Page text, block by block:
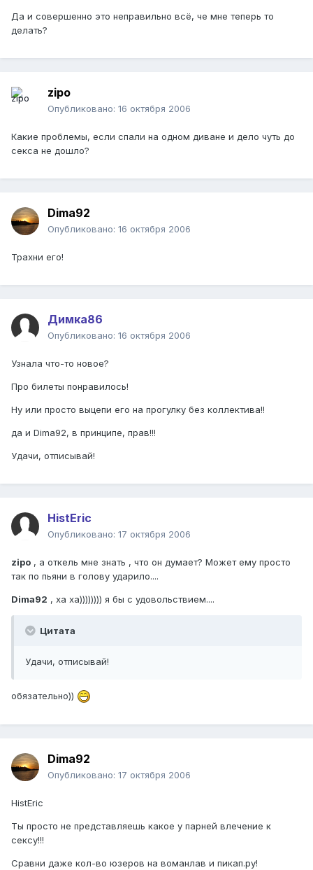
Да и совершенно это неправильно всё, че мне теперь то
делать?
zipo
Опубликовано: 16 октября 2006
Какие проблемы, если спали на одном диване и дело чуть до
секса не дошло?
Dima92
Опубликовано: 16 октября 2006
Трахни его!
Димка86
Опубликовано: 16 октября 2006
Узнала что-то новое?
Про билеты понравилось!
Ну или просто выцепи его на прогулку без коллектива!!
да и Dima92, в принципе, прав!!!
Удачи, отписывай!
HistEric
Опубликовано: 17 октября 2006
zipo , а откель мне знать , что он думает? Может ему просто
так по пьяни в голову ударило....
Dima92 , ха ха)))))))) я бы с удовольствием....
Цитата
Удачи, отписывай!
обязательно))
Dima92
Опубликовано: 17 октября 2006
HistEric
Ты просто не представляешь какое у парней влечение к
сексу!!!
Сравни даже кол-во юзеров на воманлав и пикап.ру!